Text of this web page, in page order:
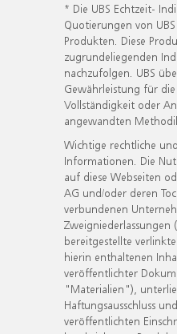
* Die UBS Echtzeit-
Quotierungen von
Produkten. Diese
zugrundeliegenden
nachzufolgen. UBS
Gewährleistung für
Vollständigkeit oder
angewandten
Wichtige rechtliche
Informationen. Die
auf diese Webseiten
AG und/oder deren
verbundenen
Zweigniederlassungen
bereitgestellte
hierin enthaltenen
veröffentlichter
"Materialien"),
Haftungsausschluss
veröffentlichten